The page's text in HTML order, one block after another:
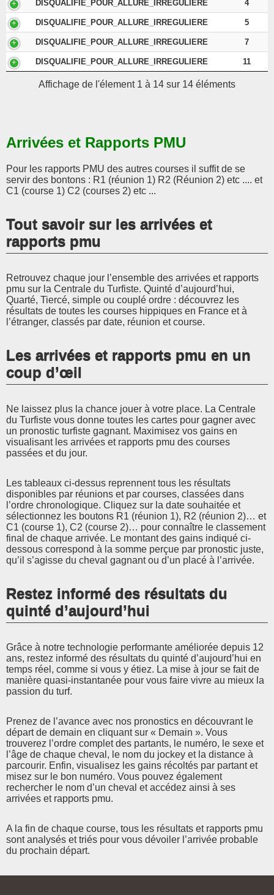
DISQUALIFIE_POUR_ALLURE_IRREGULIERE 4
DISQUALIFIE_POUR_ALLURE_IRREGULIERE 5
DISQUALIFIE_POUR_ALLURE_IRREGULIERE 7
DISQUALIFIE_POUR_ALLURE_IRREGULIERE 11
Affichage de l'élement 1 à 14 sur 14 éléments
Arrivées et Rapports PMU
Pour les rapports PMU des autres courses il suffit de se
servir des bontons : R1 (réunion 1) R2 (Réunion 2) etc .... et
C1 (course 1) C2 (courses 2) etc ...
Tout savoir sur les arrivées et
rapports pmu
Retrouvez chaque jour l’ensemble des arrivées et rapports
pmu sur la Centrale du Turfiste. Quinté d’aujourd’hui,
Quarté, Tiercé, simple ou couplé ordre : découvrez les
résultats de toutes les courses hippiques en France et à
l’étranger, classés par date, réunion et course.
Les arrivées et rapports pmu en un
coup d’œil
Ne laissez plus la chance jouer à votre place. La Centrale
du Turfiste vous donne toutes les cartes pour gagner avec
un pronostic turfiste gagnant. Maximisez vos gains en
visualisant les arrivées et rapports pmu des courses
passées et du jour.
Les tableaux ci-dessus reprennent tous les résultats
disponibles par réunions et par courses, classées dans
l’ordre chronologique. Cliquez sur la date souhaitée et
sélectionnez les boutons R1 (réunion 1), R2 (réunion 2)… et
C1 (course 1), C2 (course 2)… pour connaître le classement
final de chaque arrivée. Le montant des gains indiqué ci-
dessous correspond à la somme perçue par pronostic juste,
qu’il s’agisse du cheval gagnant ou d’un placé à l’arrivée.
Restez informé des résultats du
quinté d’aujourd’hui
Grâce à notre technologie performante améliorée depuis 12
ans, restez informé des résultats du quinté d’aujourd’hui en
temps réel, comme si vous y étiez. La mise à jour se fait de
manière quasi-instantanée pour vous faire vivre au mieux la
passion du turf.
Prenez de l’avance avec nos pronostics en découvrant le
départ de demain en cliquant sur « Demain ». Vous
trouverez l’ordre complet des partants, le numéro, le sexe et
l’âge de chaque cheval, le nom du jockey et la distance à
parcourir. Enfin, visualisez les gains récoltés par partant et
misez sur le bon numéro. Vous pouvez également
rechercher le nom d’un cheval et accédez ainsi à ses
arrivées et rapports pmu.
A la fin de chaque course, tous les résultats et rapports pmu
sont analysés et triés pour vous dévoiler l’arrivée probable
du prochain départ.